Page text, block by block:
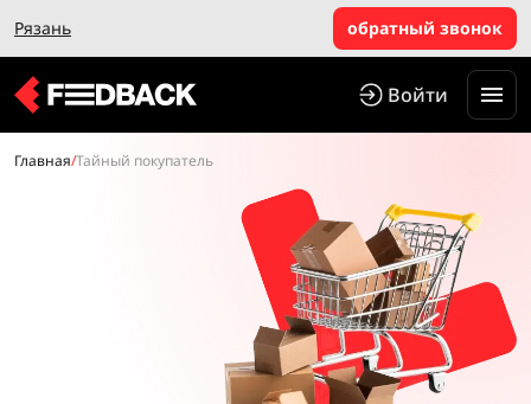
Рязань обратный звонок
Войти
Главная/Тайный покупатель